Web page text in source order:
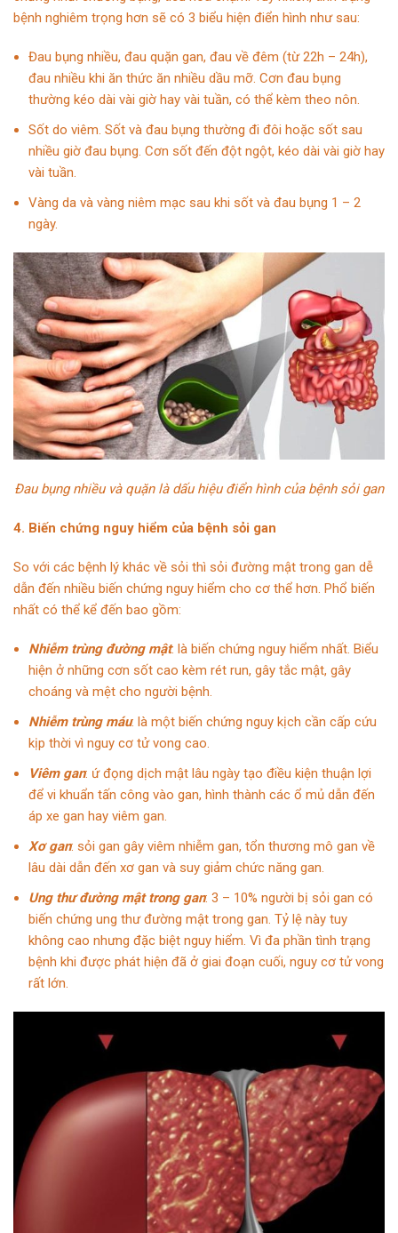
bệnh nghiêm trọng hơn sẽ có 3 biểu hiện điển hình như sau:
Đau bụng nhiều, đau quặn gan, đau về đêm (từ 22h – 24h),
đau nhiều khi ăn thức ăn nhiều dầu mỡ. Cơn đau bụng
thường kéo dài vài giờ hay vài tuần, có thể kèm theo nôn.
Sốt do viêm. Sốt và đau bụng thường đi đôi hoặc sốt sau
nhiều giờ đau bụng. Cơn sốt đến đột ngột, kéo dài vài giờ hay
vài tuần.
Vàng da và vàng niêm mạc sau khi sốt và đau bụng 1 – 2
ngày.
Đau bụng nhiều và quặn là dấu hiệu điển hình của bệnh sỏi gan
4. Biến chứng nguy hiểm của bệnh sỏi gan
So với các bệnh lý khác về sỏi thì sỏi đường mật trong gan dễ
dẫn đến nhiều biến chứng nguy hiểm cho cơ thể hơn. Phổ biến
nhất có thể kể đến bao gồm:
Nhiễm trùng đường mật: là biến chứng nguy hiểm nhất. Biểu
hiện ở những cơn sốt cao kèm rét run, gây tắc mật, gây
choáng và mệt cho người bệnh.
Nhiễm trùng máu: là một biến chứng nguy kịch cần cấp cứu
kịp thời vì nguy cơ tử vong cao.
Viêm gan: ứ đọng dịch mật lâu ngày tạo điều kiện thuận lợi
để vi khuẩn tấn công vào gan, hình thành các ổ mủ dẫn đến
áp xe gan hay viêm gan.
Xơ gan: sỏi gan gây viêm nhiễm gan, tổn thương mô gan về
lâu dài dẫn đến xơ gan và suy giảm chức năng gan.
Ung thư đường mật trong gan: 3 – 10% người bị sỏi gan có
biến chứng ung thư đường mật trong gan. Tỷ lệ này tuy
không cao nhưng đặc biệt nguy hiểm. Vì đa phần tình trạng
bệnh khi được phát hiện đã ở giai đoạn cuối, nguy cơ tử vong
rất lớn.